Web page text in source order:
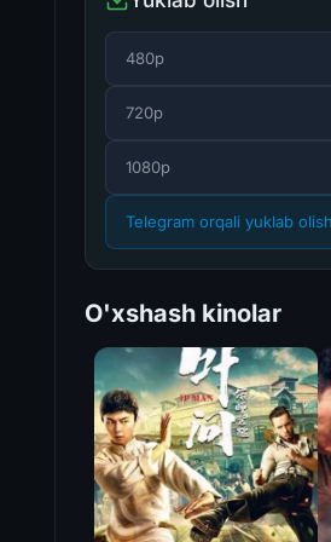
480p
720p
1080p
Telegram orqali yuklab
O'xshash kinolar